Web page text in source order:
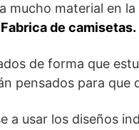
mucho material en
Fabrica de camisetas.
de forma que
pensados para
a usar los diseños